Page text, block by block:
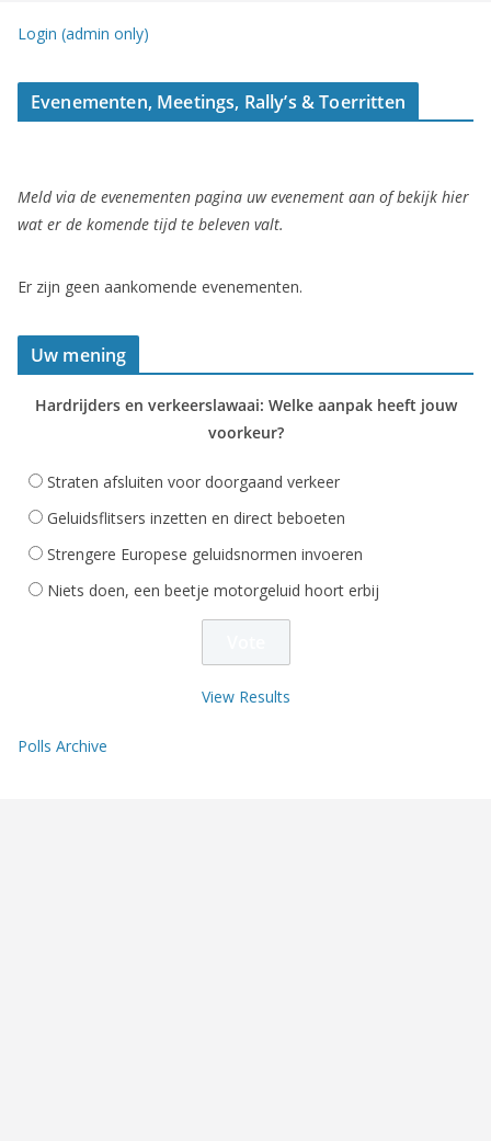
Login (admin only)
Evenementen, Meetings, Rally’s & Toerritten
Meld via de evenementen pagina uw evenement aan of bekijk hier
wat er de komende tijd te beleven valt.
Er zijn geen aankomende evenementen.
Uw mening
Hardrijders en verkeerslawaai: Welke aanpak heeft jouw
voorkeur?
Straten afsluiten voor doorgaand verkeer
Geluidsflitsers inzetten en direct beboeten
Strengere Europese geluidsnormen invoeren
Niets doen, een beetje motorgeluid hoort erbij
View Results
Polls Archive